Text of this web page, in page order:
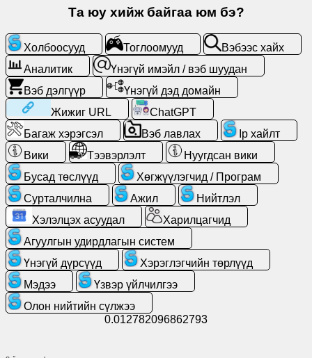
хайх
Үнэгүй
имэйл
вэб
шуудан
Аналитик
Вэб
дэлгүүр
Хөгжүүлэгчид
/
Програм
Та юу хийж байгаа юм бэ?
Холбоосууд Тоглоомууд
Вэбээс хайх
Аналитик
Үнэгүй имэйл / вэб шуудан
Вэб дэлгүүр
Үнэгүй дэд домайн
Жижиг URL
ChatGPT
Багаж хэрэгсэл
Вэб лавлах
Ip хайлт
Вики
Тээвэрлэлт
Нуугдсан вики
Бусад төслүүд
Хөгжүүлэгчид / Програм
Сурталчилна
Ажил
Нийтлэл
Хэлэлцэх асуудал
Харилцагчид
Агуулгын удирдлагын систем
Үнэгүй дүрсүүд
Хэрэглэгчийн төрлүүд
Мэдээ
Үзвэр үйлчилгээ
Олон нийтийн сүлжээ
0.012782096862793